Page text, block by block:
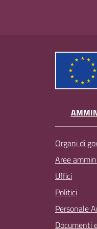
Organi di
Aree
Uffici
Politici
Personale
Documenti